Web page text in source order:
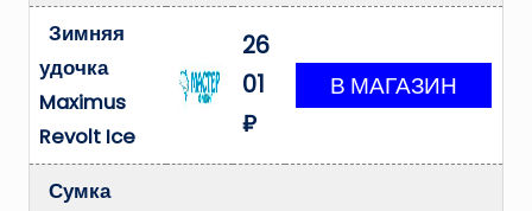
Зимняя
удочка
Maximus
Revolt Ice
26
01
₽
Сумка